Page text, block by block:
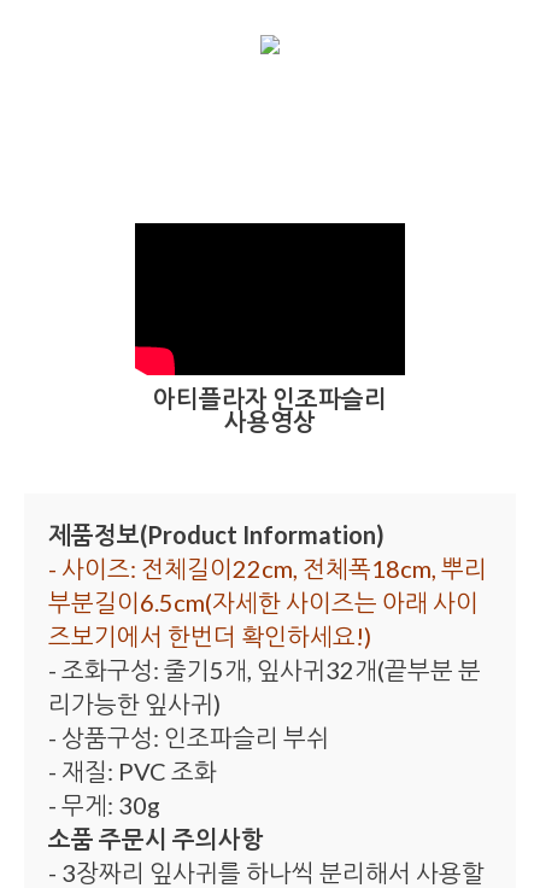
아티플라자 인조파슬리
사용영상
제품정보(Product Information)
- 사이즈: 전체길이22cm, 전체폭18cm, 뿌리
부분길이6.5cm(자세한 사이즈는 아래 사이
즈보기에서 한번더 확인하세요!)
- 조화구성: 줄기5개, 잎사귀32개(끝부분 분
리가능한 잎사귀)
- 상품구성: 인조파슬리 부쉬
- 재질: PVC 조화
- 무게: 30g
소품 주문시 주의사항
- 3장짜리 잎사귀를 하나씩 분리해서 사용할